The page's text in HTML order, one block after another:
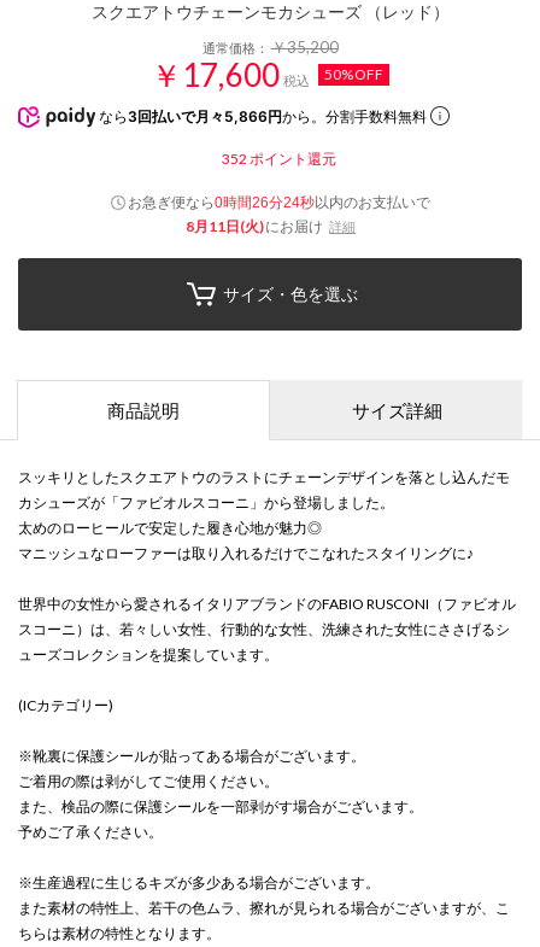
スクエアトウチェーンモカシューズ （レッド）
通常価格：￥35,200
￥17,600 税込 50%OFF
なら 3回払いで月々5,866円から。分割手数料無料
352 ポイント還元
お急ぎ便なら0時間26分23秒以内のお支払いで
8月11日(火)にお届け 詳細
サイズ・色を選ぶ
商品説明 サイズ詳細
スッキリとしたスクエアトウのラストにチェーンデザインを落とし込んだモ
カシューズが「ファビオルスコーニ」から登場しました。
太めのローヒールで安定した履き心地が魅力◎
マニッシュなローファーは取り入れるだけでこなれたスタイリングに♪
世界中の女性から愛されるイタリアブランドのFABIO RUSCONI（ファビオル
スコーニ）は、若々しい女性、行動的な女性、洗練された女性にささげるシ
ューズコレクションを提案しています。
(ICカテゴリー)
※靴裏に保護シールが貼ってある場合がございます。
ご着用の際は剥がしてご使用ください。
また、検品の際に保護シールを一部剥がす場合がございます。
予めご了承ください。
※生産過程に生じるキズが多少ある場合がございます。
また素材の特性上、若干の色ムラ、擦れが見られる場合がございますが、こ
ちらは素材の特性となります。